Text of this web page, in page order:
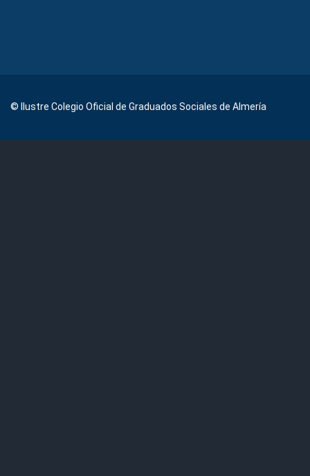
© Ilustre Colegio Oficial de Graduados Sociales de Almería